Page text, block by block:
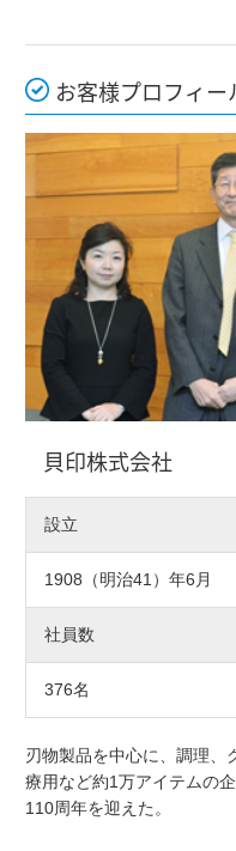
お客様プロフィー
貝印株式会社
設立
1908（明治41）年6月
社員数
376名
刃物製品を中心に、調理、
療用など約1万アイテムの
110周年を迎えた。